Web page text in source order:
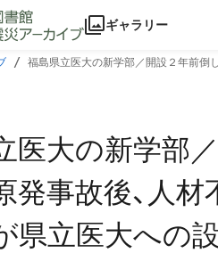
ギャラリー
福島県立医大の新学部／開設２年前倒
医大の新学部
発事故後、人
県立医大への